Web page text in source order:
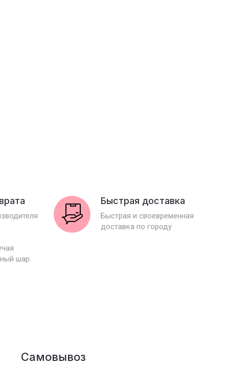
шар.
Быстрая доставка
Быстрая и своевременная
доставка по городу
Самовывоз